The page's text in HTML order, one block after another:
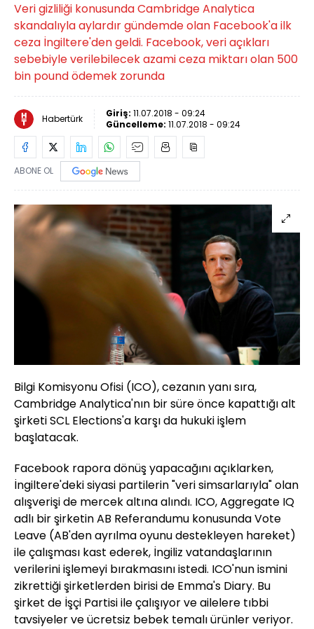
Veri gizliliği konusunda Cambridge Analytica
skandalıyla aylardır gündemde olan Facebook'a ilk
ceza İngiltere'den geldi. Facebook, veri açıkları
sebebiyle verilebilecek azami ceza miktarı olan 500
bin pound ödemek zorunda
Habertürk Giriş: 11.07.2018 - 09:24
Güncelleme: 11.07.2018 - 09:24
ABONE OL
Bilgi Komisyonu Ofisi (ICO), cezanın yanı sıra,
Cambridge Analytica'nın bir süre önce kapattığı alt
şirketi SCL Elections'a karşı da hukuki işlem
başlatacak.
Facebook rapora dönüş yapacağını açıklarken,
İngiltere'deki siyasi partilerin "veri simsarlarıyla" olan
alışverişi de mercek altına alındı. ICO, Aggregate IQ
adlı bir şirketin AB Referandumu konusunda Vote
Leave (AB'den ayrılma oyunu destekleyen hareket)
ile çalışması kast ederek, İngiliz vatandaşlarının
verilerini işlemeyi bırakmasını istedi. ICO'nun ismini
zikrettiği şirketlerden birisi de Emma's Diary. Bu
şirket de İşçi Partisi ile çalışıyor ve ailelere tıbbi
tavsiyeler ve ücretsiz bebek temalı ürünler veriyor.